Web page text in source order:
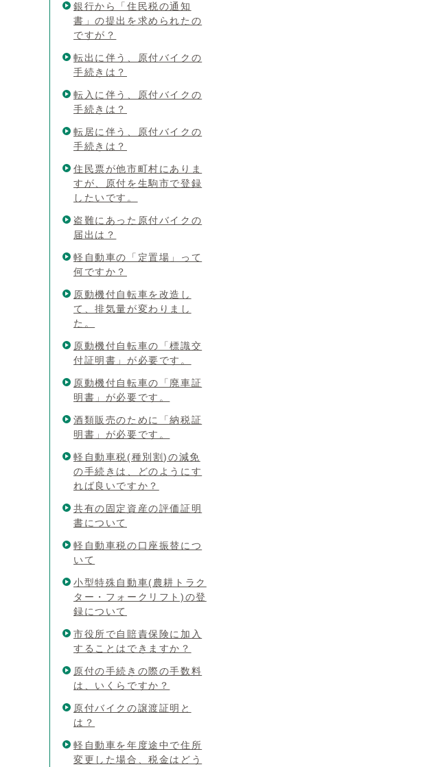
銀行から「住民税の通知
書」の提出を求められたの
ですが？
転出に伴う、原付バイクの
手続きは？
転入に伴う、原付バイクの
手続きは？
転居に伴う、原付バイクの
手続きは？
住民票が他市町村にありま
すが、原付を生駒市で登録
したいです。
盗難にあった原付バイクの
届出は？
軽自動車の「定置場」って
何ですか？
原動機付自転車を改造し
て、排気量が変わりまし
た。
原動機付自転車の「標識交
付証明書」が必要です。
原動機付自転車の「廃車証
明書」が必要です。
酒類販売のために「納税証
明書」が必要です。
軽自動車税(種別割)の減免
の手続きは、どのようにす
れば良いですか？
共有の固定資産の評価証明
書について
軽自動車税の口座振替につ
いて
小型特殊自動車(農耕トラク
ター・フォークリフト)の登
録について
市役所で自賠責保険に加入
することはできますか？
原付の手続きの際の手数料
は、いくらですか？
原付バイクの譲渡証明と
は？
軽自動車を年度途中で住所
変更した場合、税金はどう